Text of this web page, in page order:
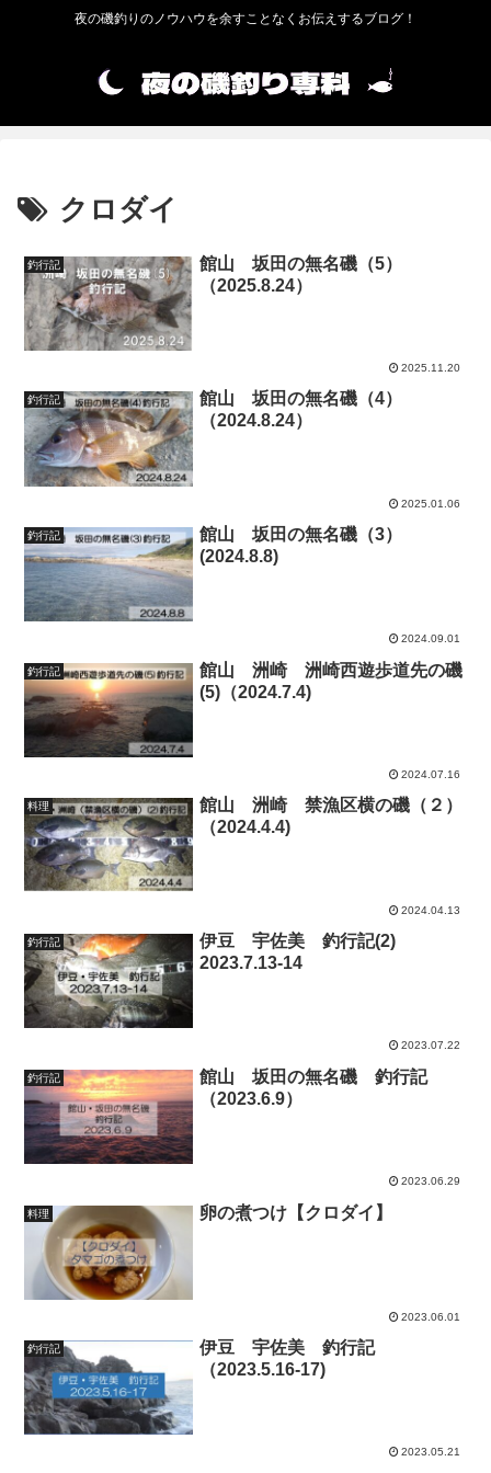
夜の磯釣りのノウハウを余すことなくお伝えするブログ！
クロダイ
釣行記
館山 坂田の無名磯（5）
（2025.8.24）
2025.11.20
釣行記
館山 坂田の無名磯（4）
（2024.8.24）
2025.01.06
釣行記
館山 坂田の無名磯（3）
(2024.8.8)
2024.09.01
釣行記
館山 洲崎 洲崎西遊歩道先の磯
(5)（2024.7.4)
2024.07.16
料理
館山 洲崎 禁漁区横の磯（２）
（2024.4.4)
2024.04.13
釣行記
伊豆 宇佐美 釣行記(2)
2023.7.13-14
2023.07.22
釣行記
館山 坂田の無名磯 釣行記
（2023.6.9）
2023.06.29
料理 卵の煮つけ【クロダイ】
2023.06.01
釣行記
伊豆 宇佐美 釣行記
（2023.5.16-17)
2023.05.21